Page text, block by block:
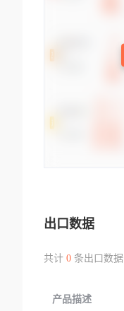
出口数据
共计 0条出口数据
产品描述